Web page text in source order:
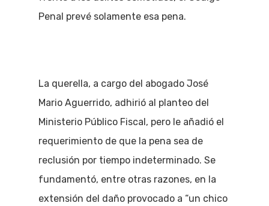
Penal prevé solamente esa pena.
La querella, a cargo del abogado José
Mario Aguerrido, adhirió al planteo del
Ministerio Público Fiscal, pero le añadió el
requerimiento de que la pena sea de
reclusión por tiempo indeterminado. Se
fundamentó, entre otras razones, en la
extensión del daño provocado a “un chico